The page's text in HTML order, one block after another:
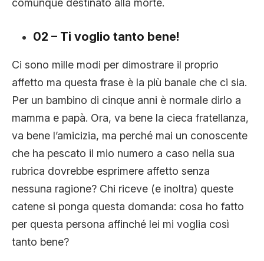
comunque destinato alla morte.
02 – Ti voglio tanto bene!
Ci sono mille modi per dimostrare il proprio
affetto ma questa frase è la più banale che ci sia.
Per un bambino di cinque anni è normale dirlo a
mamma e papà. Ora, va bene la cieca fratellanza,
va bene l’amicizia, ma perché mai un conoscente
che ha pescato il mio numero a caso nella sua
rubrica dovrebbe esprimere affetto senza
nessuna ragione? Chi riceve (e inoltra) queste
catene si ponga questa domanda: cosa ho fatto
per questa persona affinché lei mi voglia così
tanto bene?